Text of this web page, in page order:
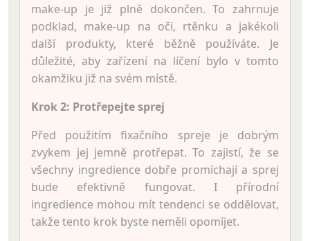
make-up je již plně dokončen. To zahrnuje
podklad, make-up na oči, rtěnku a jakékoli
další produkty, které běžně používáte. Je
důležité, aby zařízení na líčení bylo v tomto
okamžiku již na svém místě.
Krok 2: Protřepejte sprej
Před použitím fixačního spreje je dobrým
zvykem jej jemně protřepat. To zajistí, že se
všechny ingredience dobře promíchají a sprej
bude efektivně fungovat. I přírodní
ingredience mohou mít tendenci se oddělovat,
takže tento krok byste neměli opomíjet.